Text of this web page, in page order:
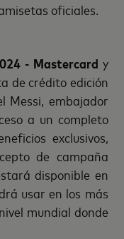
oficiales.
- Mastercard y
de crédito edición
Messi, embajador
a un completo
exclusivos,
de campaña
disponible en
usar en los más
mundial donde